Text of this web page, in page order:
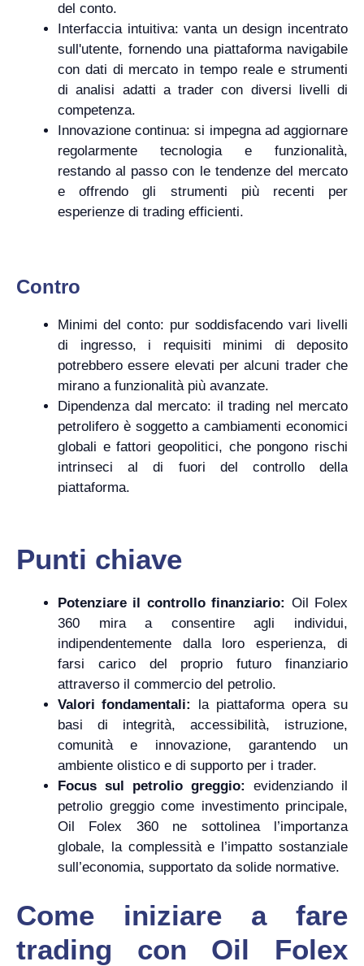
del conto.
Interfaccia intuitiva: vanta un design incentrato
sull'utente, fornendo una piattaforma navigabile
con dati di mercato in tempo reale e strumenti
di analisi adatti a trader con diversi livelli di
competenza.
Innovazione continua: si impegna ad aggiornare
regolarmente tecnologia e funzionalità,
restando al passo con le tendenze del mercato
e offrendo gli strumenti più recenti per
esperienze di trading efficienti.
Contro
Minimi del conto: pur soddisfacendo vari livelli
di ingresso, i requisiti minimi di deposito
potrebbero essere elevati per alcuni trader che
mirano a funzionalità più avanzate.
Dipendenza dal mercato: il trading nel mercato
petrolifero è soggetto a cambiamenti economici
globali e fattori geopolitici, che pongono rischi
intrinseci al di fuori del controllo della
piattaforma.
Punti chiave
Potenziare il controllo finanziario: Oil Folex
360 mira a consentire agli individui,
indipendentemente dalla loro esperienza, di
farsi carico del proprio futuro finanziario
attraverso il commercio del petrolio.
Valori fondamentali:
la piattaforma opera su
basi di integrità, accessibilità, istruzione,
comunità e innovazione, garantendo un
ambiente olistico e di supporto per i trader.
Focus sul petrolio greggio:
evidenziando il
petrolio greggio come investimento principale,
Oil Folex 360 ne sottolinea l’importanza
globale, la complessità e l’impatto sostanziale
sull’economia, supportato da solide normative.
Come iniziare a fare
trading con Oil Folex